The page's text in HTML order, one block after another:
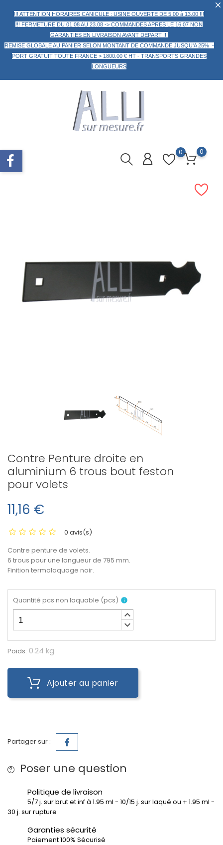
!!! ATTENTION HORAIRES CANICULE : USINE OUVERTE DE 5.00 à 13.00 !!!
!!! FERMETURE DU 01.08 AU 23.08 -> COMMANDES APRES LE 16.07 NON
GARANTIES EN LIVRAISON AVANT DEPART !!!
REMISE GLOBALE AU PANIER SELON MONTANT DE COMMANDE JUSQU'A 25% -
PORT GRATUIT TOUTE FRANCE > 1800.00 € HT - TRANSPORTS GRANDES
LONGUEURS
0 0
Contre Penture droite en
aluminium 6 trous bout feston
pour volets
11,16 €
0 avis(s)
Contre penture de volets.
6 trous pour une longueur de 795 mm.
Finition termolaquage noir.
Quantité pcs non laquable (pcs) info
keyboard_arrow_up
keyboard_arrow_down
Poids: 0.24 kg
Ajouter au panier
Partager sur :
Poser une question
Politique de livraison
5/7 j. sur brut et inf à 1.95 ml - 10/15 j. sur laqué ou + 1.95 ml -
30 j. sur rupture
Garanties sécurité
Paiement 100% Sécurisé